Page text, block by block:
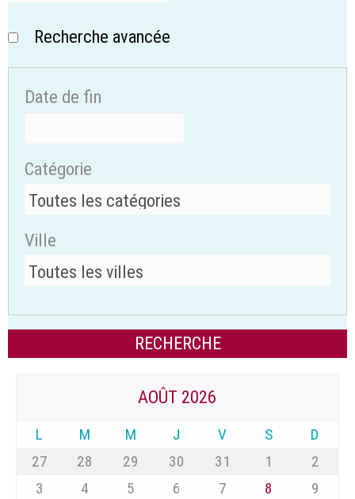
Recherche avancée
Date de fin
Catégorie
Ville
AOÛT 2026
L M M J V S
D
27
28 29 30 31 1
2
3
4 5 6 7 8
9